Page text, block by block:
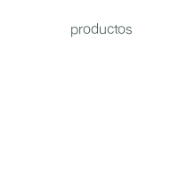
productos